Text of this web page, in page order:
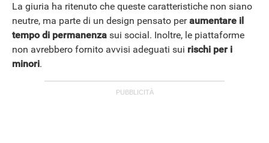
La giuria ha ritenuto che queste caratteristiche non siano
neutre, ma parte di un design pensato peraumentare il
tempo di permanenza sui social. Inoltre, le piattaforme
non avrebbero fornito avvisi adeguati sui rischi per i
minori.